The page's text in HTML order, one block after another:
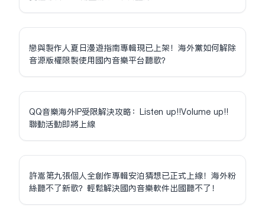
戀與製作人夏日漫遊指南專輯現已上架！海外黨如何解除
音源版權限制使用國內音樂平台聽歌？
QQ音樂海外IP受限解決攻略：Listen up!!Volume up!!
聯動活動即將上線
許嵩第九張個人全創作專輯安泊猜想已正式上線！海外粉
絲聽不了新歌？輕鬆解決國內音樂軟件出國聽不了！